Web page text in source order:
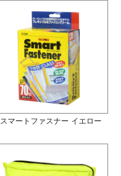
スマートファスナー イエロー